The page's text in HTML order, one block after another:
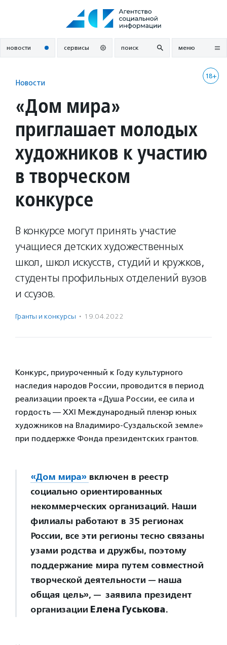
новости сервисы поиск меню
18+
Новости
«Дом мира»
приглашает молодых
художников к участию
в творческом
конкурсе
В конкурсе могут принять участие
учащиеся детских художественных
школ, школ искусств, студий и кружков,
студенты профильных отделений вузов
и cсузов.
Гранты и конкурсы · 19.04.2022
Конкурс, приуроченный к Году культурного
наследия народов России, проводится в период
реализации проекта «Душа России, ее сила и
гордость — XХI Международный пленэр юных
художников на Владимиро-Суздальской земле»
при поддержке Фонда президентских грантов.
«Дом мира» включен в реестр
социально ориентированных
некоммерческих организаций. Наши
филиалы работают в 35 регионах
России, все эти регионы тесно связаны
узами родства и дружбы, поэтому
поддержание мира путем совместной
творческой деятельности — наша
общая цель», — заявила президент
организации Елена Гуськова.